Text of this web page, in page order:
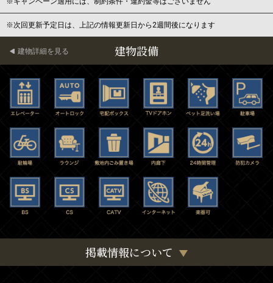
※次回更新予定日は、上記の情報更新日から2週間後になります
建物設備
建物詳細を見る
掲載情報について